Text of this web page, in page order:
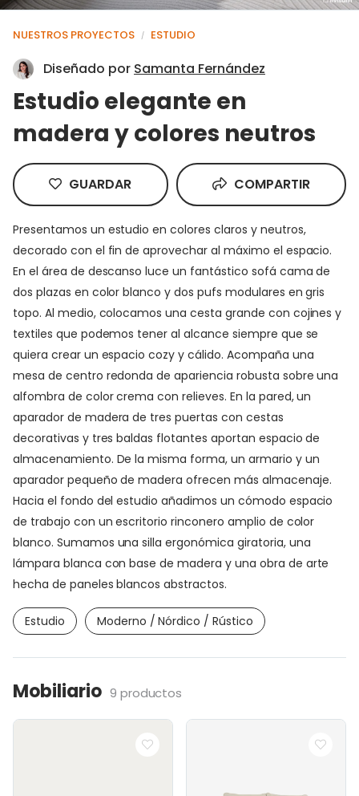
NUESTROS PROYECTOS / ESTUDIO
Diseñado por Samanta Fernández
Estudio elegante en
madera y colores neutros
GUARDAR COMPARTIR
Presentamos un estudio en colores claros y neutros,
decorado con el fin de aprovechar al máximo el espacio.
En el área de descanso luce un fantástico sofá cama de
dos plazas en color blanco y dos pufs modulares en gris
topo. Al medio, colocamos una cesta grande con cojines y
textiles que podemos tener al alcance siempre que se
quiera crear un espacio cozy y cálido. Acompaña una
mesa de centro redonda de apariencia robusta sobre una
alfombra de color crema con relieves. En la pared, un
aparador de madera de tres puertas con cestas
decorativas y tres baldas flotantes aportan espacio de
almacenamiento. De la misma forma, un armario y un
aparador pequeño de madera ofrecen más almacenaje.
Hacia el fondo del estudio añadimos un cómodo espacio
de trabajo con un escritorio rinconero amplio de color
blanco. Sumamos una silla ergonómica giratoria, una
lámpara blanca con base de madera y una obra de arte
hecha de paneles blancos abstractos.
Estudio Moderno / Nórdico / Rústico
Mobiliario 9 productos